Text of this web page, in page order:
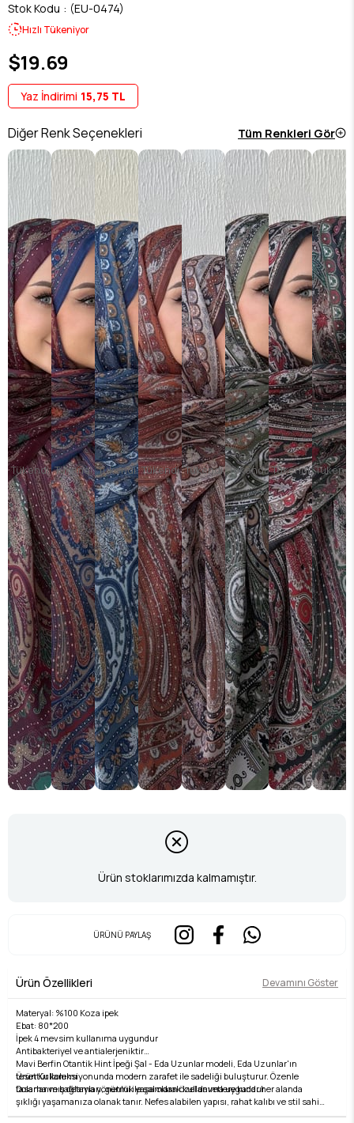
Stok Kodu (EU-0474)
Hızlı Tükeniyor
$19.69
Yaz İndirimi 15,75 TL
Diğer Renk Seçenekleri Tüm Renkleri Gör
Tükendi Tükendi Tükendi Tükendi Tükendi Tükendi Tükendi Tükendi
Ürün stoklarımızda kalmamıştır.
ÜRÜNÜ PAYLAŞ
Ürün Özellikleri Devamını Göster
Materyal: %100 Koza ipek
Ebat: 80*200
İpek 4 mevsim kullanıma uygundur
Antibakteriyel ve antialerjeniktir
Ürün Kullanımı
Dolama ve bağlama yönetmi ile şal olarak kullanıma uygundur.
Yıkama Talimatı:
Mavi Berfin Otantik Hint İpeği Şal - Eda Uzunlar modeli, Eda Uzunlar'ın
tesettür koleksiyonunda modern zarafet ile sadeliği buluşturur. Özenle
tasarlanmış detayları, günlük yaşamdan özel davetlere kadar her alanda
şıklığı yaşamanıza olanak tanır. Nefes alabilen yapısı, rahat kalıbı ve stil sahibi
çizgileri ile hem konforlu hem de zarif bir kullanım sunar. Kumaş kalitesi, Eda